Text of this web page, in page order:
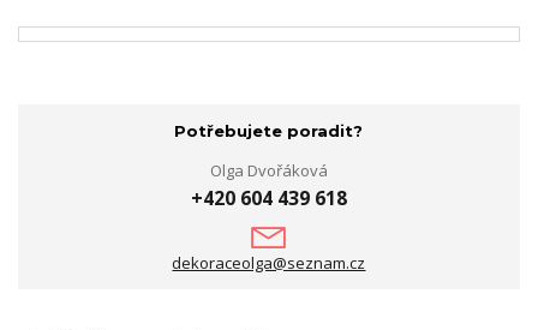
Potřebujete poradit?
Olga Dvořáková
+420 604 439 618
dekoraceolga@seznam.cz